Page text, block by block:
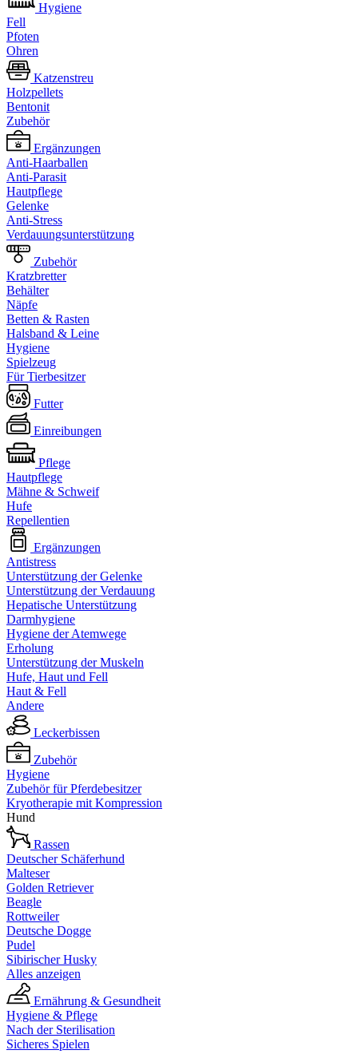
Hygiene
Fell
Pfoten
Ohren
Katzenstreu
Holzpellets
Bentonit
Zubehör
Ergänzungen
Anti-Haarballen
Anti-Parasit
Hautpflege
Gelenke
Anti-Stress
Verdauungsunterstützung
Zubehör
Kratzbretter
Behälter
Näpfe
Betten & Rasten
Halsband & Leine
Hygiene
Spielzeug
Für Tierbesitzer
Futter
Einreibungen
Pflege
Hautpflege
Mähne & Schweif
Hufe
Repellentien
Ergänzungen
Antistress
Unterstützung der Gelenke
Unterstützung der Verdauung
Hepatische Unterstützung
Darmhygiene
Hygiene der Atemwege
Erholung
Unterstützung der Muskeln
Hufe, Haut und Fell
Haut & Fell
Andere
Leckerbissen
Zubehör
Hygiene
Zubehör für Pferdebesitzer
Kryotherapie mit Kompression
Hund
Rassen
Deutscher Schäferhund
Malteser
Golden Retriever
Beagle
Rottweiler
Deutsche Dogge
Pudel
Sibirischer Husky
Alles anzeigen
Ernährung & Gesundheit
Hygiene & Pflege
Nach der Sterilisation
Sicheres Spielen